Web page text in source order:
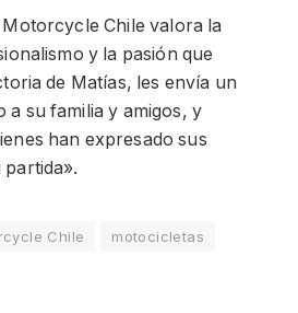
Chile valora la
y la pasión que
de Matías, les envía un
a su familia y amigos, y
han expresado sus
Chile
motocicletas